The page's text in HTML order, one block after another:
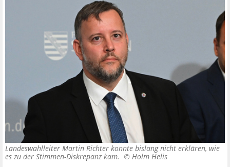
Landeswahlleiter Martin Richter konnte bislang nicht erklären, wie
es zu der Stimmen-Diskrepanz kam. © Holm Helis